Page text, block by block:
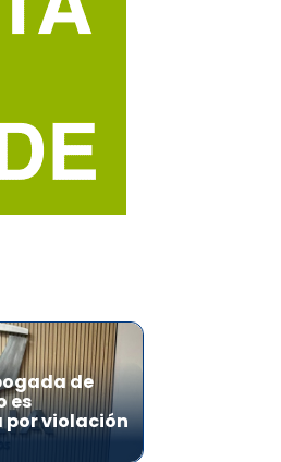
de
es
por violación